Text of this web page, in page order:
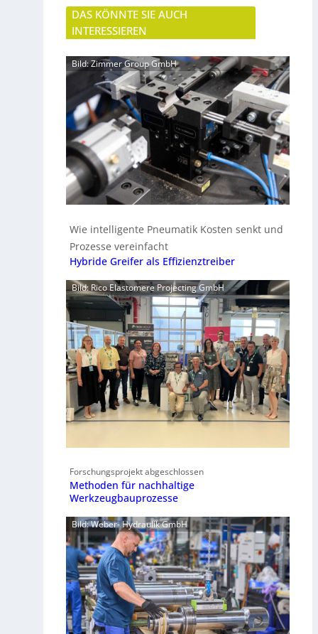
DAS KÖNNTE SIE AUCH
INTERESSIEREN
Bild: Zimmer Group GmbH
Wie intelligente Pneumatik Kosten senkt und
Prozesse vereinfacht
Hybride Greifer als Effizienztreiber
Bild: Rico Elastomere Projecting GmbH
Forschungsprojekt abgeschlossen
Methoden für nachhaltige
Werkzeugbauprozesse
Bild: Weber- Hydraulik GmbH